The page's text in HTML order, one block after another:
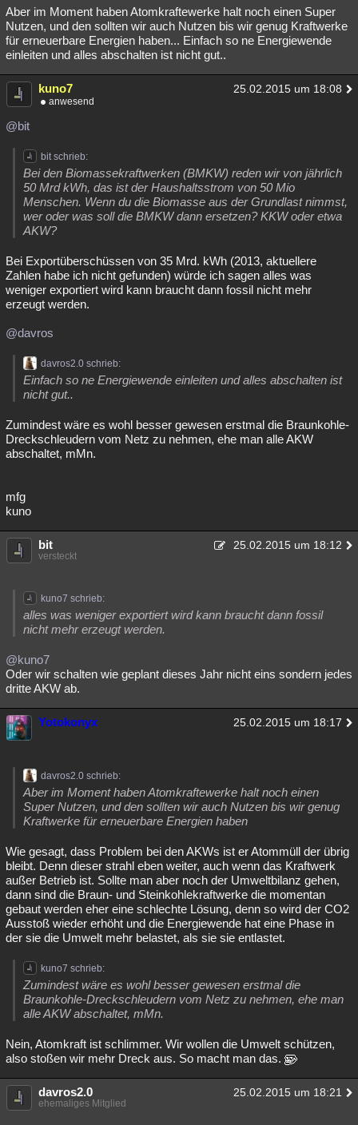
Aber im Moment haben Atomkraftewerke halt noch einen Super
Nutzen, und den sollten wir auch Nutzen bis wir genug Kraftwerke
für erneuerbare Energien haben... Einfach so ne Energiewende
einleiten und alles abschalten ist nicht gut..
kuno7 25.02.2015 um 18:08
anwesend
@bit
bit schrieb:
Bei den Biomassekraftwerken (BMKW) reden wir von jährlich
50 Mrd kWh, das ist der Haushaltsstrom von 50 Mio
Menschen. Wenn du die Biomasse aus der Grundlast nimmst,
wer oder was soll die BMKW dann ersetzen? KKW oder etwa
AKW?
Bei Exportüberschüssen von 35 Mrd. kWh (2013, aktuellere
Zahlen habe ich nicht gefunden) würde ich sagen alles was
weniger exportiert wird kann braucht dann fossil nicht mehr
erzeugt werden.
@davros
davros2.0 schrieb:
Einfach so ne Energiewende einleiten und alles abschalten ist
nicht gut..
Zumindest wäre es wohl besser gewesen erstmal die Braunkohle-
Dreckschleudern vom Netz zu nehmen, ehe man alle AKW
abschaltet, mMn.
mfg
kuno
bit 25.02.2015 um 18:12
versteckt
kuno7 schrieb:
alles was weniger exportiert wird kann braucht dann fossil
nicht mehr erzeugt werden.
@kuno7
Oder wir schalten wie geplant dieses Jahr nicht eins sondern jedes
dritte AKW ab.
Yotokonyx 25.02.2015 um 18:17
davros2.0 schrieb:
Aber im Moment haben Atomkraftewerke halt noch einen
Super Nutzen, und den sollten wir auch Nutzen bis wir genug
Kraftwerke für erneuerbare Energien haben
Wie gesagt, dass Problem bei den AKWs ist er Atommüll der übrig
bleibt. Denn dieser strahl eben weiter, auch wenn das Kraftwerk
außer Betrieb ist. Sollte man aber noch der Umweltbilanz gehen,
dann sind die Braun- und Steinkohlekraftwerke die momentan
gebaut werden eher eine schlechte Lösung, denn so wird der CO2
Ausstoß wieder erhöht und die Energiewende hat eine Phase in
der sie die Umwelt mehr belastet, als sie sie entlastet.
kuno7 schrieb:
Zumindest wäre es wohl besser gewesen erstmal die
Braunkohle-Dreckschleudern vom Netz zu nehmen, ehe man
alle AKW abschaltet, mMn.
Nein, Atomkraft ist schlimmer. Wir wollen die Umwelt schützen,
also stoßen wir mehr Dreck aus. So macht man das.
davros2.0 25.02.2015 um 18:21
ehemaliges Mitglied